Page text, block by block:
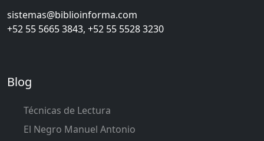
sistemas@biblioinforma.com
+52 55 5665 3843, +52 55 5528 3230
Blog
Técnicas de Lectura
El Negro Manuel Antonio